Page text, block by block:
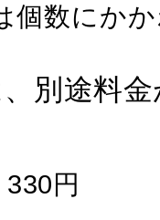
個数にか
別途料
円 卸